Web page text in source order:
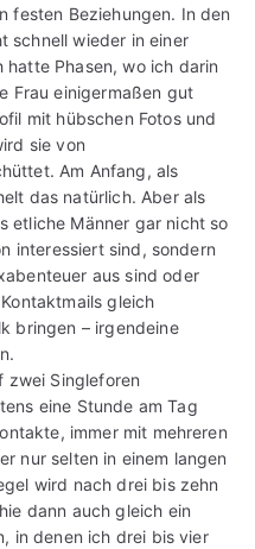
festen Beziehungen. In den
schnell wieder in einer
Phasen, wo ich darin
Frau einigermaßen gut
mit hübschen Fotos und
sie von
Am Anfang, als
das natürlich. Aber als
etliche Männer gar nicht so
interessiert sind, sondern
aus sind oder
gleich
bringen – irgendeine
zwei Singleforen
eine Stunde am Tag
immer mit mehreren
nur selten in einem langen
wird nach drei bis zehn
dann auch gleich ein
in denen ich drei bis vier